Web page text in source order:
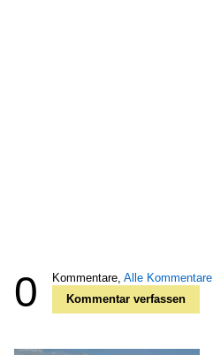
0 Kommentare, Alle Kommentare
Kommentar verfassen